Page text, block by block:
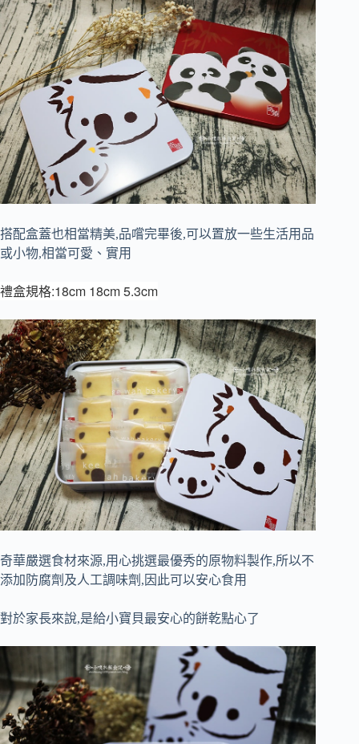
搭配盒蓋也相當精美,品嚐完畢後,可以置放一些生活用品
或小物,相當可愛、實用
禮盒規格:18cm 18cm 5.3cm
奇華嚴選食材來源,用心挑選最優秀的原物料製作,所以不
添加防腐劑及人工調味劑,因此可以安心食用
對於家長來說,是給小寶貝最安心的餅乾點心了